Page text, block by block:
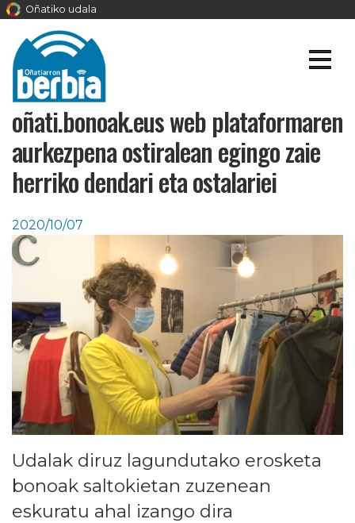
Oñatiko udala
oñati.bonoak.eus web plataformaren
aurkezpena ostiralean egingo zaie
herriko dendari eta ostalariei
2020/10/07
Udalak diruz lagundutako erosketa
bonoak saltokietan zuzenean
eskuratu ahal izango dira